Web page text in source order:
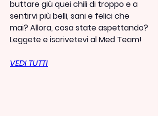
buttare giù quei chili di troppo e a
sentirvi più belli, sani e felici che
mai? Allora, cosa state aspettando?
Leggete e iscrivetevi al Med Team!
VEDI TUTTI